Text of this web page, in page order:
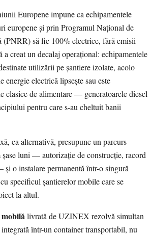
Europene impune ca echipamentele
europene și prin Programul Național de
(PNRR) să fie 100% electrice, fără emisii
a creat un decalaj operațional: echipamentele
utilizării pe șantiere izolate, acolo
energie electrică lipsește sau este
clasice de alimentare — generatoarele diesel
pentru care s-au cheltuit banii
ca alternativă, presupune un parcurs
luni — autorizație de construcție, racord
o instalare permanentă într-o singură
specificul șantierelor mobile care se
la altul.
livrată de UZINEX rezolvă simultan
într-un container transportabil, nu